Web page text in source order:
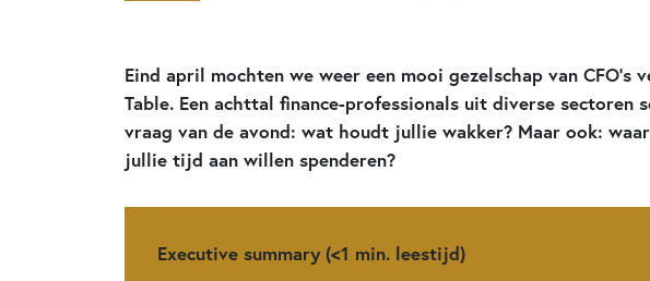
Eind april mochten we weer een mooi gezelschap van CFO’s
Table. Een achttal finance-professionals uit diverse sectoren
vraag van de avond: wat houdt jullie wakker? Maar ook:
jullie tijd aan willen spenderen?
Executive summary (<1 min. leestijd)